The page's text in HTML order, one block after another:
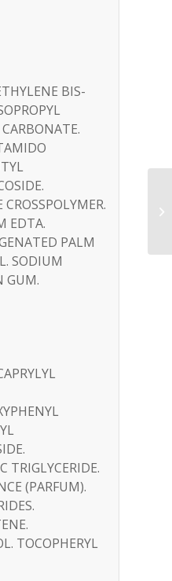
BIS-
EDTA.
PALM
SODIUM
GUM.
TRIGLYCERIDE.
(PARFUM).
TOCOPHERYL